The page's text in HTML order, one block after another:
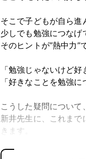
そこで子どもが自ら進
少しでも勉強につなげ
そのヒントが”熱中力”
「勉強じゃないけど
「好きなことを勉強
こうした疑問について
新井先生に、これま
きます。